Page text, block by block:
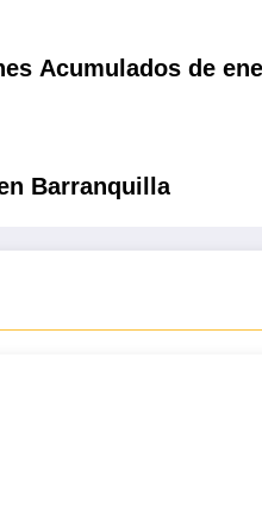
Acumulados de
Barranquilla